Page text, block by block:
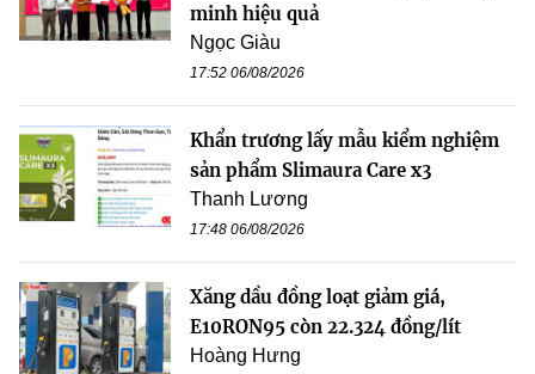
minh hiệu quả
Ngọc Giàu
17:52 06/08/2026
Khẩn trương lấy mẫu kiểm nghiệm
sản phẩm Slimaura Care x3
Thanh Lương
17:48 06/08/2026
Xăng dầu đồng loạt giảm giá,
E10RON95 còn 22.324 đồng/lít
Hoàng Hưng